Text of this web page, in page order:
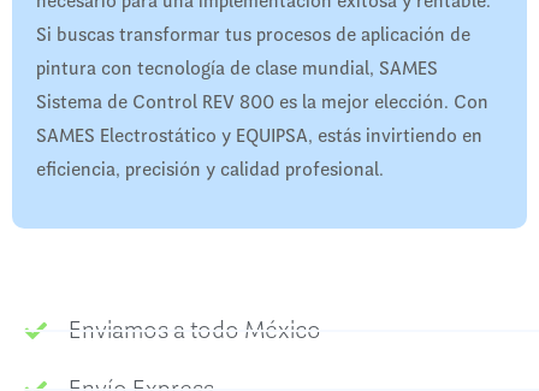
Si buscas transformar tus procesos de aplicación de
pintura con tecnología de clase mundial, SAMES
Sistema de Control REV 800 es la mejor elección. Con
SAMES Electrostático y EQUIPSA, estás invirtiendo en
eficiencia, precisión y calidad profesional.
Enviamos a todo México